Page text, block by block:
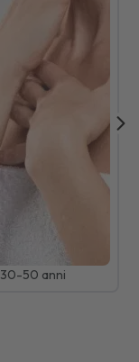
30-50 anni